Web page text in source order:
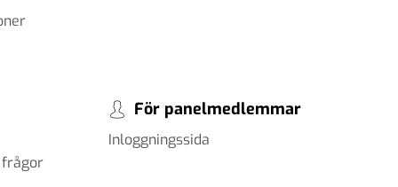
frågor
För panelmedlemmar
Inloggningssida